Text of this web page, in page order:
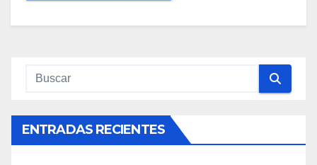
ENTRADAS RECIENTES